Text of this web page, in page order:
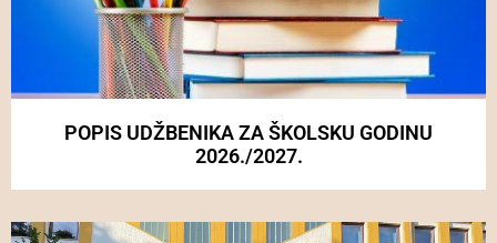
POPIS UDŽBENIKA ZA ŠKOLSKU GODINU
2026./2027.